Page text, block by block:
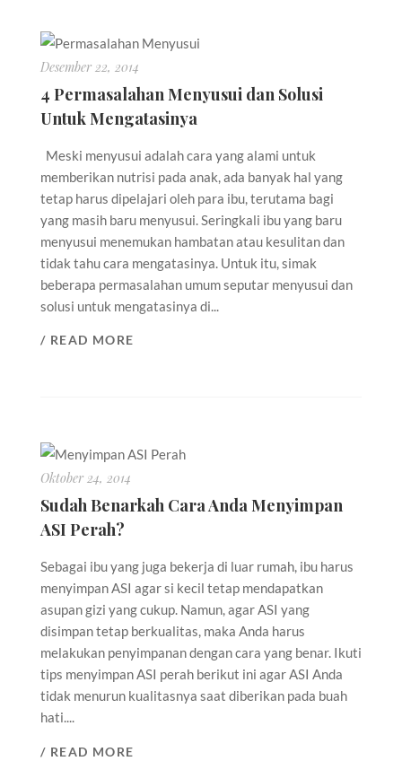
Desember 22, 2014
4 Permasalahan Menyusui dan Solusi
Untuk Mengatasinya
Meski menyusui adalah cara yang alami untuk
memberikan nutrisi pada anak, ada banyak hal yang
tetap harus dipelajari oleh para ibu, terutama bagi
yang masih baru menyusui. Seringkali ibu yang baru
menyusui menemukan hambatan atau kesulitan dan
tidak tahu cara mengatasinya. Untuk itu, simak
beberapa permasalahan umum seputar menyusui dan
solusi untuk mengatasinya di...
/ READ MORE
Oktober 24, 2014
Sudah Benarkah Cara Anda Menyimpan
ASI Perah?
Sebagai ibu yang juga bekerja di luar rumah, ibu harus
menyimpan ASI agar si kecil tetap mendapatkan
asupan gizi yang cukup. Namun, agar ASI yang
disimpan tetap berkualitas, maka Anda harus
melakukan penyimpanan dengan cara yang benar. Ikuti
tips menyimpan ASI perah berikut ini agar ASI Anda
tidak menurun kualitasnya saat diberikan pada buah
hati....
/ READ MORE